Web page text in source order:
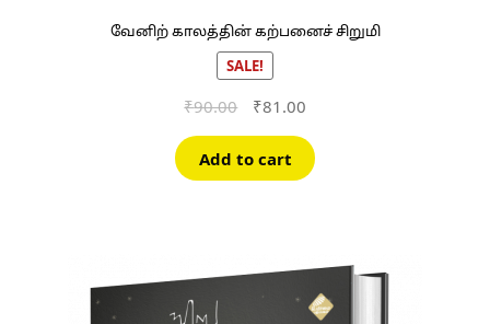
வேனிற் காலத்தின் கற்பனைச் சிறுமி
SALE!
₹90.00
Original
was:
₹90.00.
₹81.00Current
is:
₹81.00.
Add to cart